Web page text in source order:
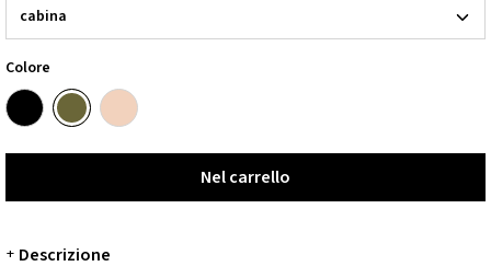
Colore
Nel carrello
Nel carrello
+ Descrizione